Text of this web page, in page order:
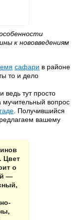
к нововведениям
сафари в районе
то и дело
ведь тут просто
мучительный вопрос
. Получившийся
вашему
Цвет
о
—